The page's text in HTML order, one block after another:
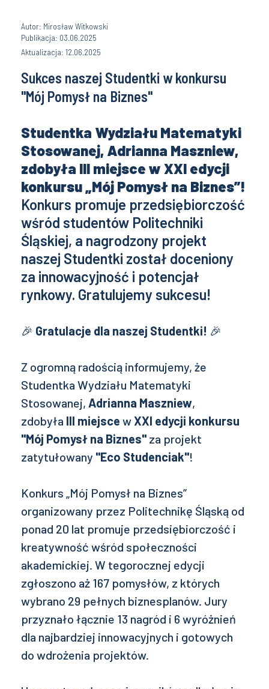
Autor: Mirosław Witkowski
Publikacja: 03.06.2025
Aktualizacja: 12.06.2025
Sukces naszej Studentki w konkursu
"Mój Pomysł na Biznes"
Studentka Wydziału Matematyki
Stosowanej, Adrianna Maszniew,
zdobyła III miejsce w XXI edycji
konkursu „Mój Pomysł na Biznes”!
Konkurs promuje przedsiębiorczość
wśród studentów Politechniki
Śląskiej, a nagrodzony projekt
naszej Studentki został doceniony
za innowacyjność i potencjał
rynkowy. Gratulujemy sukcesu!
🎉 Gratulacje dla naszej Studentki! 🎉
Z ogromną radością informujemy, że
Studentka Wydziału Matematyki
Stosowanej, Adrianna Maszniew,
zdobyła III miejsce wXXI edycji konkursu
"Mój Pomysł na Biznes" za projekt
zatytułowany "Eco Studenciak"!
Konkurs „Mój Pomysł na Biznes”
organizowany przez Politechnikę Śląską od
ponad 20 lat promuje przedsiębiorczość i
kreatywność wśród społeczności
akademickiej. W tegorocznej edycji
zgłoszono aż 167 pomysłów, z których
wybrano 29 pełnych biznesplanów. Jury
przyznało łącznie 13 nagród i 6 wyróżnień
dla najbardziej innowacyjnych i gotowych
do wdrożenia projektów.